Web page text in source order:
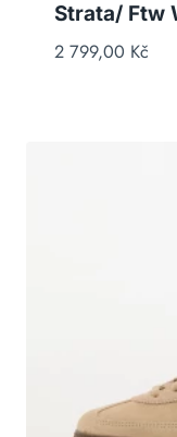
Strata/ Ftw
2 799,00 Kč